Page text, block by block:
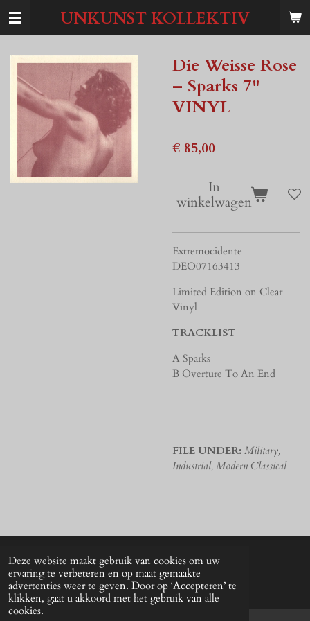
Deze website maakt gebruik van cookies om uw
ervaring te verbeteren en op maat gemaakte
advertenties weer te geven. Door op ‘Accepteren’ te
klikken, gaat u akkoord met het gebruik van alle
cookies.
Ga
de
hoofdinhoud
UNKUNST KOLLEKTIV
Die Weisse Rose
– Sparks 7"
VINYL
€ 85,00
In
winkelwagen
Extremocidente
DEO07163413
Limited Edition on Clear
Vinyl
TRACKLIST
A Sparks
B Overture To An End
FILE UNDER: Military,
Industrial, Modern Classical
© 2024 - 2026 UNkunst Music
Powered byJouwWeb